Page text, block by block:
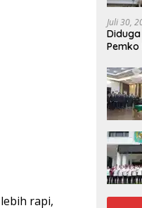
rapi,
Juli 30,